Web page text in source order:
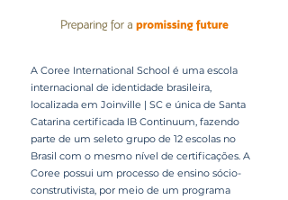
A Coree International School é uma escola
internacional de identidade brasileira,
localizada em Joinville | SC e única de Santa
Catarina certificada IB Continuum, fazendo
parte de um seleto grupo de 12 escolas no
Brasil com o mesmo nível de certificações. A
Coree possui um processo de ensino sócio-
construtivista, por meio de um programa